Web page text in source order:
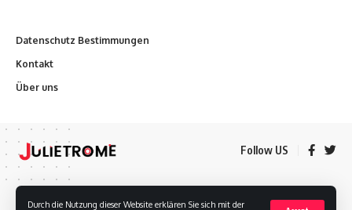
Durch die Nutzung dieser Website erklären Sie sich mit der
Datenschutz Bestimmungen
Kontakt
Über uns
Follow US
Über uns